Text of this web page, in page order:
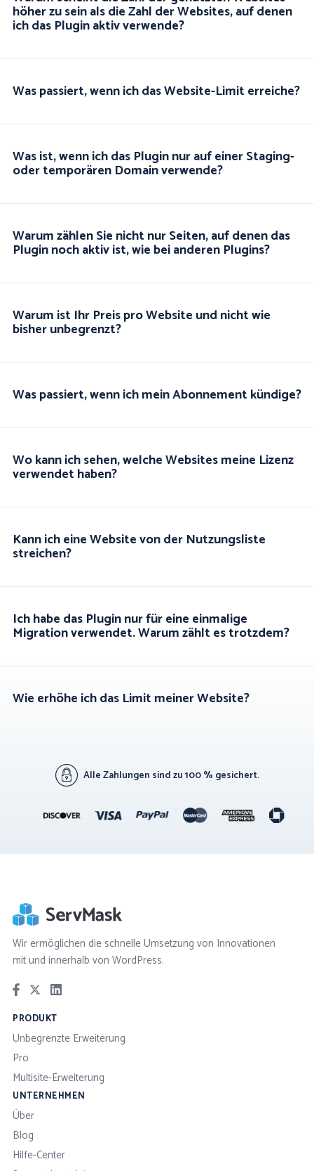
höher zu sein als die Zahl der Websites, auf denen
ich das Plugin aktiv verwende?
Was passiert, wenn ich das Website-Limit erreiche?
Was ist, wenn ich das Plugin nur auf einer Staging-
oder temporären Domain verwende?
Warum zählen Sie nicht nur Seiten, auf denen das
Plugin noch aktiv ist, wie bei anderen Plugins?
Warum ist Ihr Preis pro Website und nicht wie
bisher unbegrenzt?
Was passiert, wenn ich mein Abonnement kündige?
Wo kann ich sehen, welche Websites meine Lizenz
verwendet haben?
Kann ich eine Website von der Nutzungsliste
streichen?
Ich habe das Plugin nur für eine einmalige
Migration verwendet. Warum zählt es trotzdem?
Wie erhöhe ich das Limit meiner Website?
Alle Zahlungen sind zu 100 % gesichert.
Wir ermöglichen die schnelle Umsetzung von Innovationen
mit und innerhalb von WordPress.
PRODUKT
Unbegrenzte Erweiterung
Pro
Multisite-Erweiterung
UNTERNEHMEN
Über
Blog
Hilfe-Center